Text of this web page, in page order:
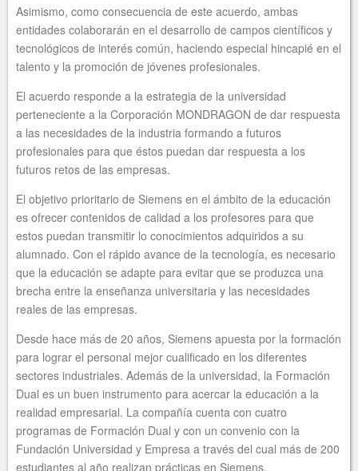
Asimismo, como consecuencia de este acuerdo, ambas
entidades colaborarán en el desarrollo de campos científicos y
tecnológicos de interés común, haciendo especial hincapié en el
talento y la promoción de jóvenes profesionales.
El acuerdo responde a la estrategia de la universidad
perteneciente a la Corporación MONDRAGON de dar respuesta
a las necesidades de la industria formando a futuros
profesionales para que éstos puedan dar respuesta a los
futuros retos de las empresas.
El objetivo prioritario de Siemens en el ámbito de la educación
es ofrecer contenidos de calidad a los profesores para que
estos puedan transmitir lo conocimientos adquiridos a su
alumnado. Con el rápido avance de la tecnología, es necesario
que la educación se adapte para evitar que se produzca una
brecha entre la enseñanza universitaria y las necesidades
reales de las empresas.
Desde hace más de 20 años, Siemens apuesta por la formación
para lograr el personal mejor cualificado en los diferentes
sectores industriales. Además de la universidad, la Formación
Dual es un buen instrumento para acercar la educación a la
realidad empresarial. La compañía cuenta con cuatro
programas de Formación Dual y con un convenio con la
Fundación Universidad y Empresa a través del cual más de 200
estudiantes al año realizan prácticas en Siemens.